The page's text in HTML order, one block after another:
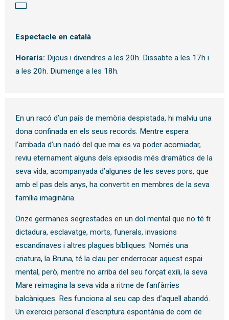
Espectacle en català
Horaris: Dijous i divendres a les 20h. Dissabte a les 17h i
a les 20h. Diumenge a les 18h.
En un racó d’un país de memòria despistada, hi malviu una
dona confinada en els seus records. Mentre espera
l’arribada d’un nadó del que mai es va poder acomiadar,
reviu eternament alguns dels episodis més dramàtics de la
seva vida, acompanyada d’algunes de les seves pors, que
amb el pas dels anys, ha convertit en membres de la seva
família imaginària.
Onze germanes segrestades en un dol mental que no té fi:
dictadura, esclavatge, morts, funerals, invasions
escandinaves i altres plagues bíbliques. Només una
criatura, la Bruna, té la clau per enderrocar aquest espai
mental, però, mentre no arriba del seu forçat exili, la seva
Mare reimagina la seva vida a ritme de fanfàrries
balcàniques. Res funciona al seu cap des d’aquell abandó.
Un exercici personal d’escriptura espontània de com de